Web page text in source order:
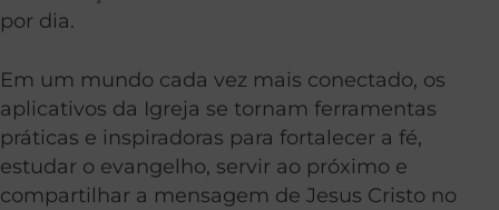
por dia.
Em um mundo cada vez mais conectado, os
aplicativos da Igreja se tornam ferramentas
práticas e inspiradoras para fortalecer a fé,
estudar o evangelho, servir ao próximo e
compartilhar a mensagem de Jesus Cristo no